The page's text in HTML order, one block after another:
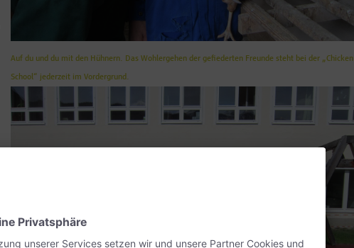
Auf du und du mit den Hühnern. Das Wohlergehen der gefiederten Freunde steht bei der „Chicken
School“ jederzeit im Vordergrund.